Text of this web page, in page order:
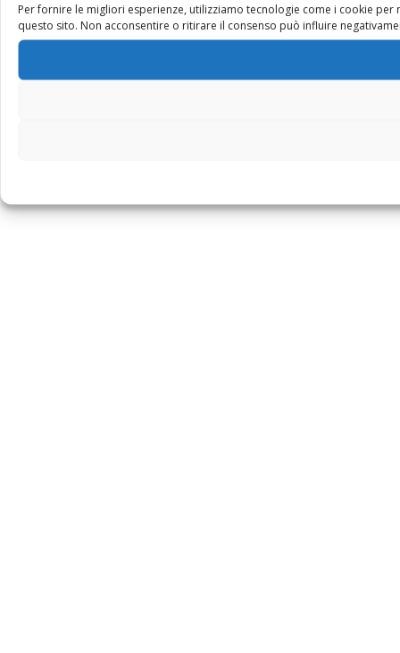
Per fornire le migliori esperienze, utilizziamo tecnologie come i cookie
questo sito. Non acconsentire o ritirare il consenso può influire